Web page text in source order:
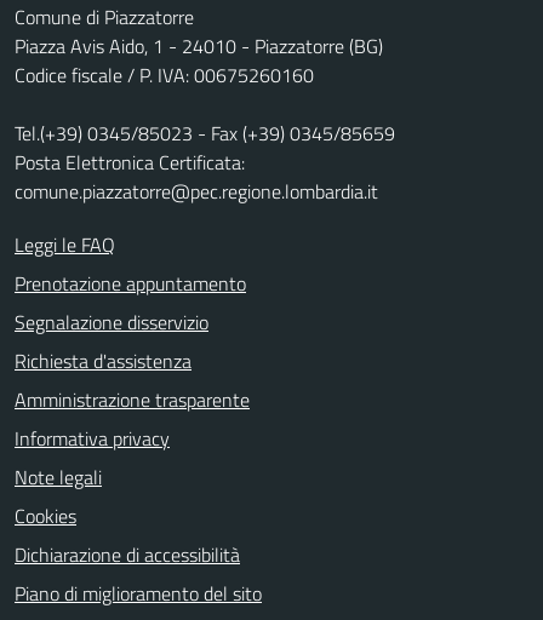
Comune di Piazzatorre
Piazza Avis Aido, 1 - 24010 - Piazzatorre (BG)
Codice fiscale / P. IVA: 00675260160
Tel.(+39) 0345/85023 - Fax (+39) 0345/85659
Posta Elettronica Certificata:
comune.piazzatorre@pec.regione.lombardia.it
Leggi le FAQ
Prenotazione appuntamento
Segnalazione disservizio
Richiesta d'assistenza
Amministrazione trasparente
Informativa privacy
Note legali
Cookies
Dichiarazione di accessibilità
Piano di miglioramento del sito